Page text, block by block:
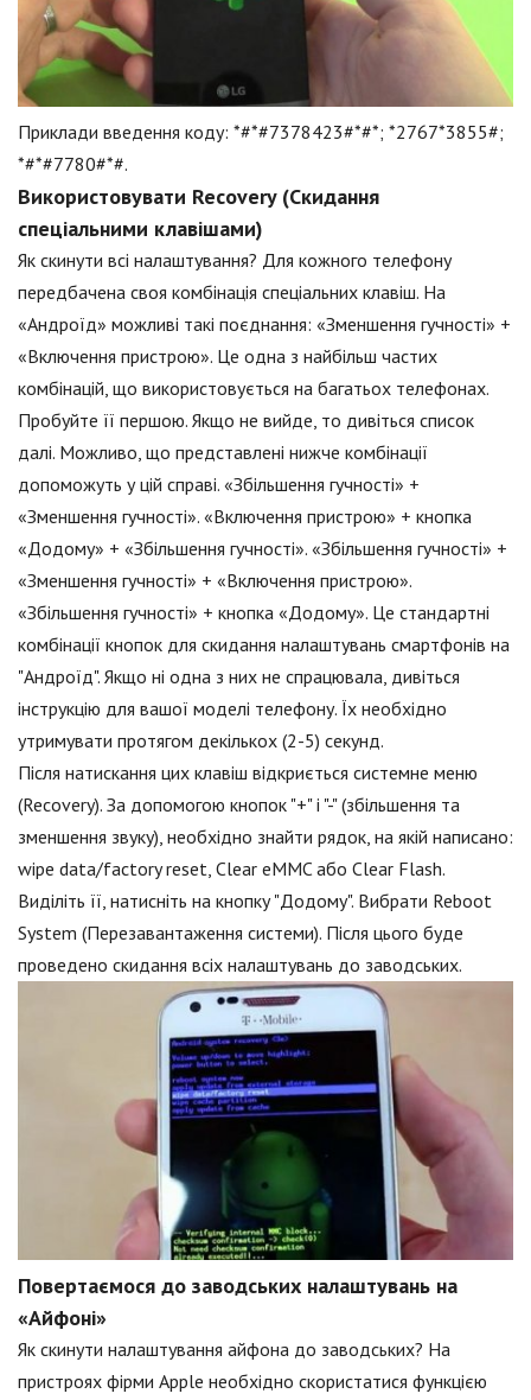
Приклади введення коду: *#*#7378423#*#*; *2767*3855#;
*#*#7780#*#.
Використовувати Recovery (Скидання
спеціальними клавішами)
Як скинути всі налаштування? Для кожного телефону
передбачена своя комбінація спеціальних клавіш. На
«Андроїд» можливі такі поєднання: «Зменшення гучності» +
«Включення пристрою». Це одна з найбільш частих
комбінацій, що використовується на багатьох телефонах.
Пробуйте її першою. Якщо не вийде, то дивіться список
далі. Можливо, що представлені нижче комбінації
допоможуть у цій справі. «Збільшення гучності» +
«Зменшення гучності». «Включення пристрою» + кнопка
«Додому» + «Збільшення гучності». «Збільшення гучності» +
«Зменшення гучності» + «Включення пристрою».
«Збільшення гучності» + кнопка «Додому». Це стандартні
комбінації кнопок для скидання налаштувань смартфонів на
"Андроїд". Якщо ні одна з них не спрацювала, дивіться
інструкцію для вашої моделі телефону. Їх необхідно
утримувати протягом декількох (2-5) секунд.
Після натискання цих клавіш відкриється системне меню
(Recovery). За допомогою кнопок "+" і "-" (збільшення та
зменшення звуку), необхідно знайти рядок, на якій написано:
wipe data/factory reset, Clear eMMC або Clear Flash.
Виділіть її, натисніть на кнопку "Додому". Вибрати Reboot
System (Перезавантаження системи). Після цього буде
проведено скидання всіх налаштувань до заводських.
Повертаємося до заводських налаштувань на
«Айфоні»
Як скинути налаштування айфона до заводських? На
пристроях фірми Apple необхідно скористатися функцією